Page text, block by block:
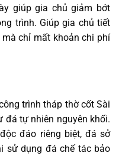
giúp gia chủ giảm bớt
trình. Giúp gia chủ tiết
chỉ mất khoản chi phí
trình tháp thờ cốt Sài
đá tự nhiên nguyên khối.
đáo riêng biệt, đá sở
sử dụng đá chế tác bảo